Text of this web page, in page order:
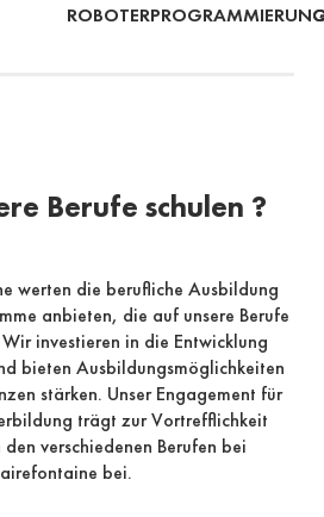
Berufe schulen ?
werten die berufliche Ausbildung
anbieten, die auf unsere Berufe
investieren in die Entwicklung
bieten Ausbildungsmöglichkeiten
stärken. Unser Engagement für
trägt zur Vortrefflichkeit
den verschiedenen Berufen bei
bei.